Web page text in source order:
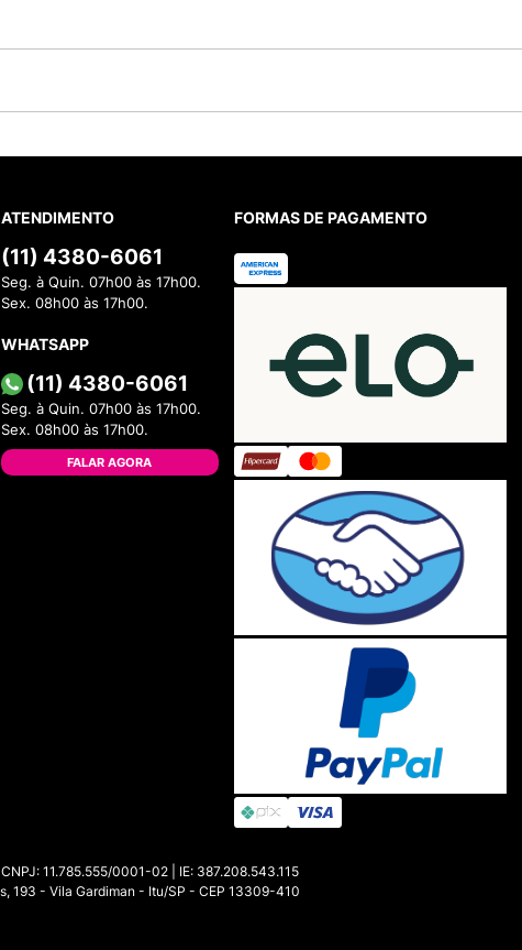
ATENDIMENTO
(11) 4380-6061
Seg. à Quin. 07h00 às 17h00.
Sex. 08h00 às 17h00.
WHATSAPP
(11) 4380-6061
Seg. à Quin. 07h00 às 17h00.
Sex. 08h00 às 17h00.
FALAR AGORA
FORMAS DE PAGAMENTO
11.785.555/0001-02 | IE: 387.208.543.115
193 - Vila Gardiman - Itu/SP - CEP 13309-410